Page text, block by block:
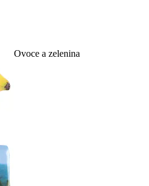
Ovoce a zelenina